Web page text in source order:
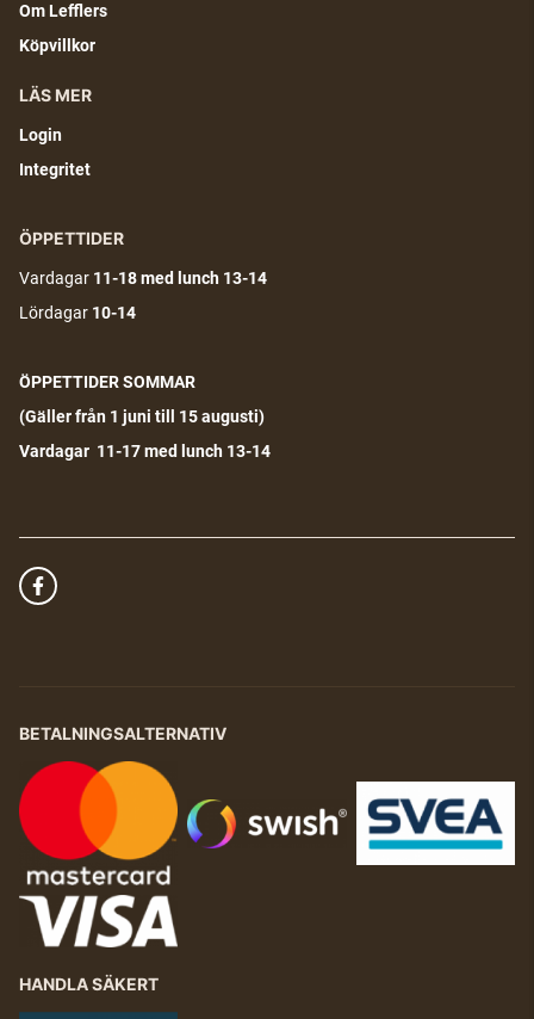
Om Lefflers
Köpvillkor
LÄS MER
Login
Integritet
ÖPPETTIDER
Vardagar 11-18med lunch 13-14
Lördagar 10-14
ÖPPETTIDER SOMMAR
(Gäller från 1 juni till 15 augusti)
Vardagar 11-17 med lunch 13-14
BETALNINGSALTERNATIV
HANDLA SÄKERT